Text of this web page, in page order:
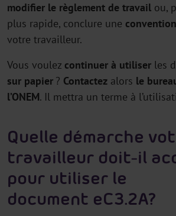
modifier le règlement de travail ou,
plus rapide, conclure une
votre travailleur.
Vous voulez continuer à utiliser les
sur papier ? Contactez alors le
l’ONEM. Il mettra un terme à
Quelle démarche
travailleur doit-il
pour utiliser le
document eC3.2A ?